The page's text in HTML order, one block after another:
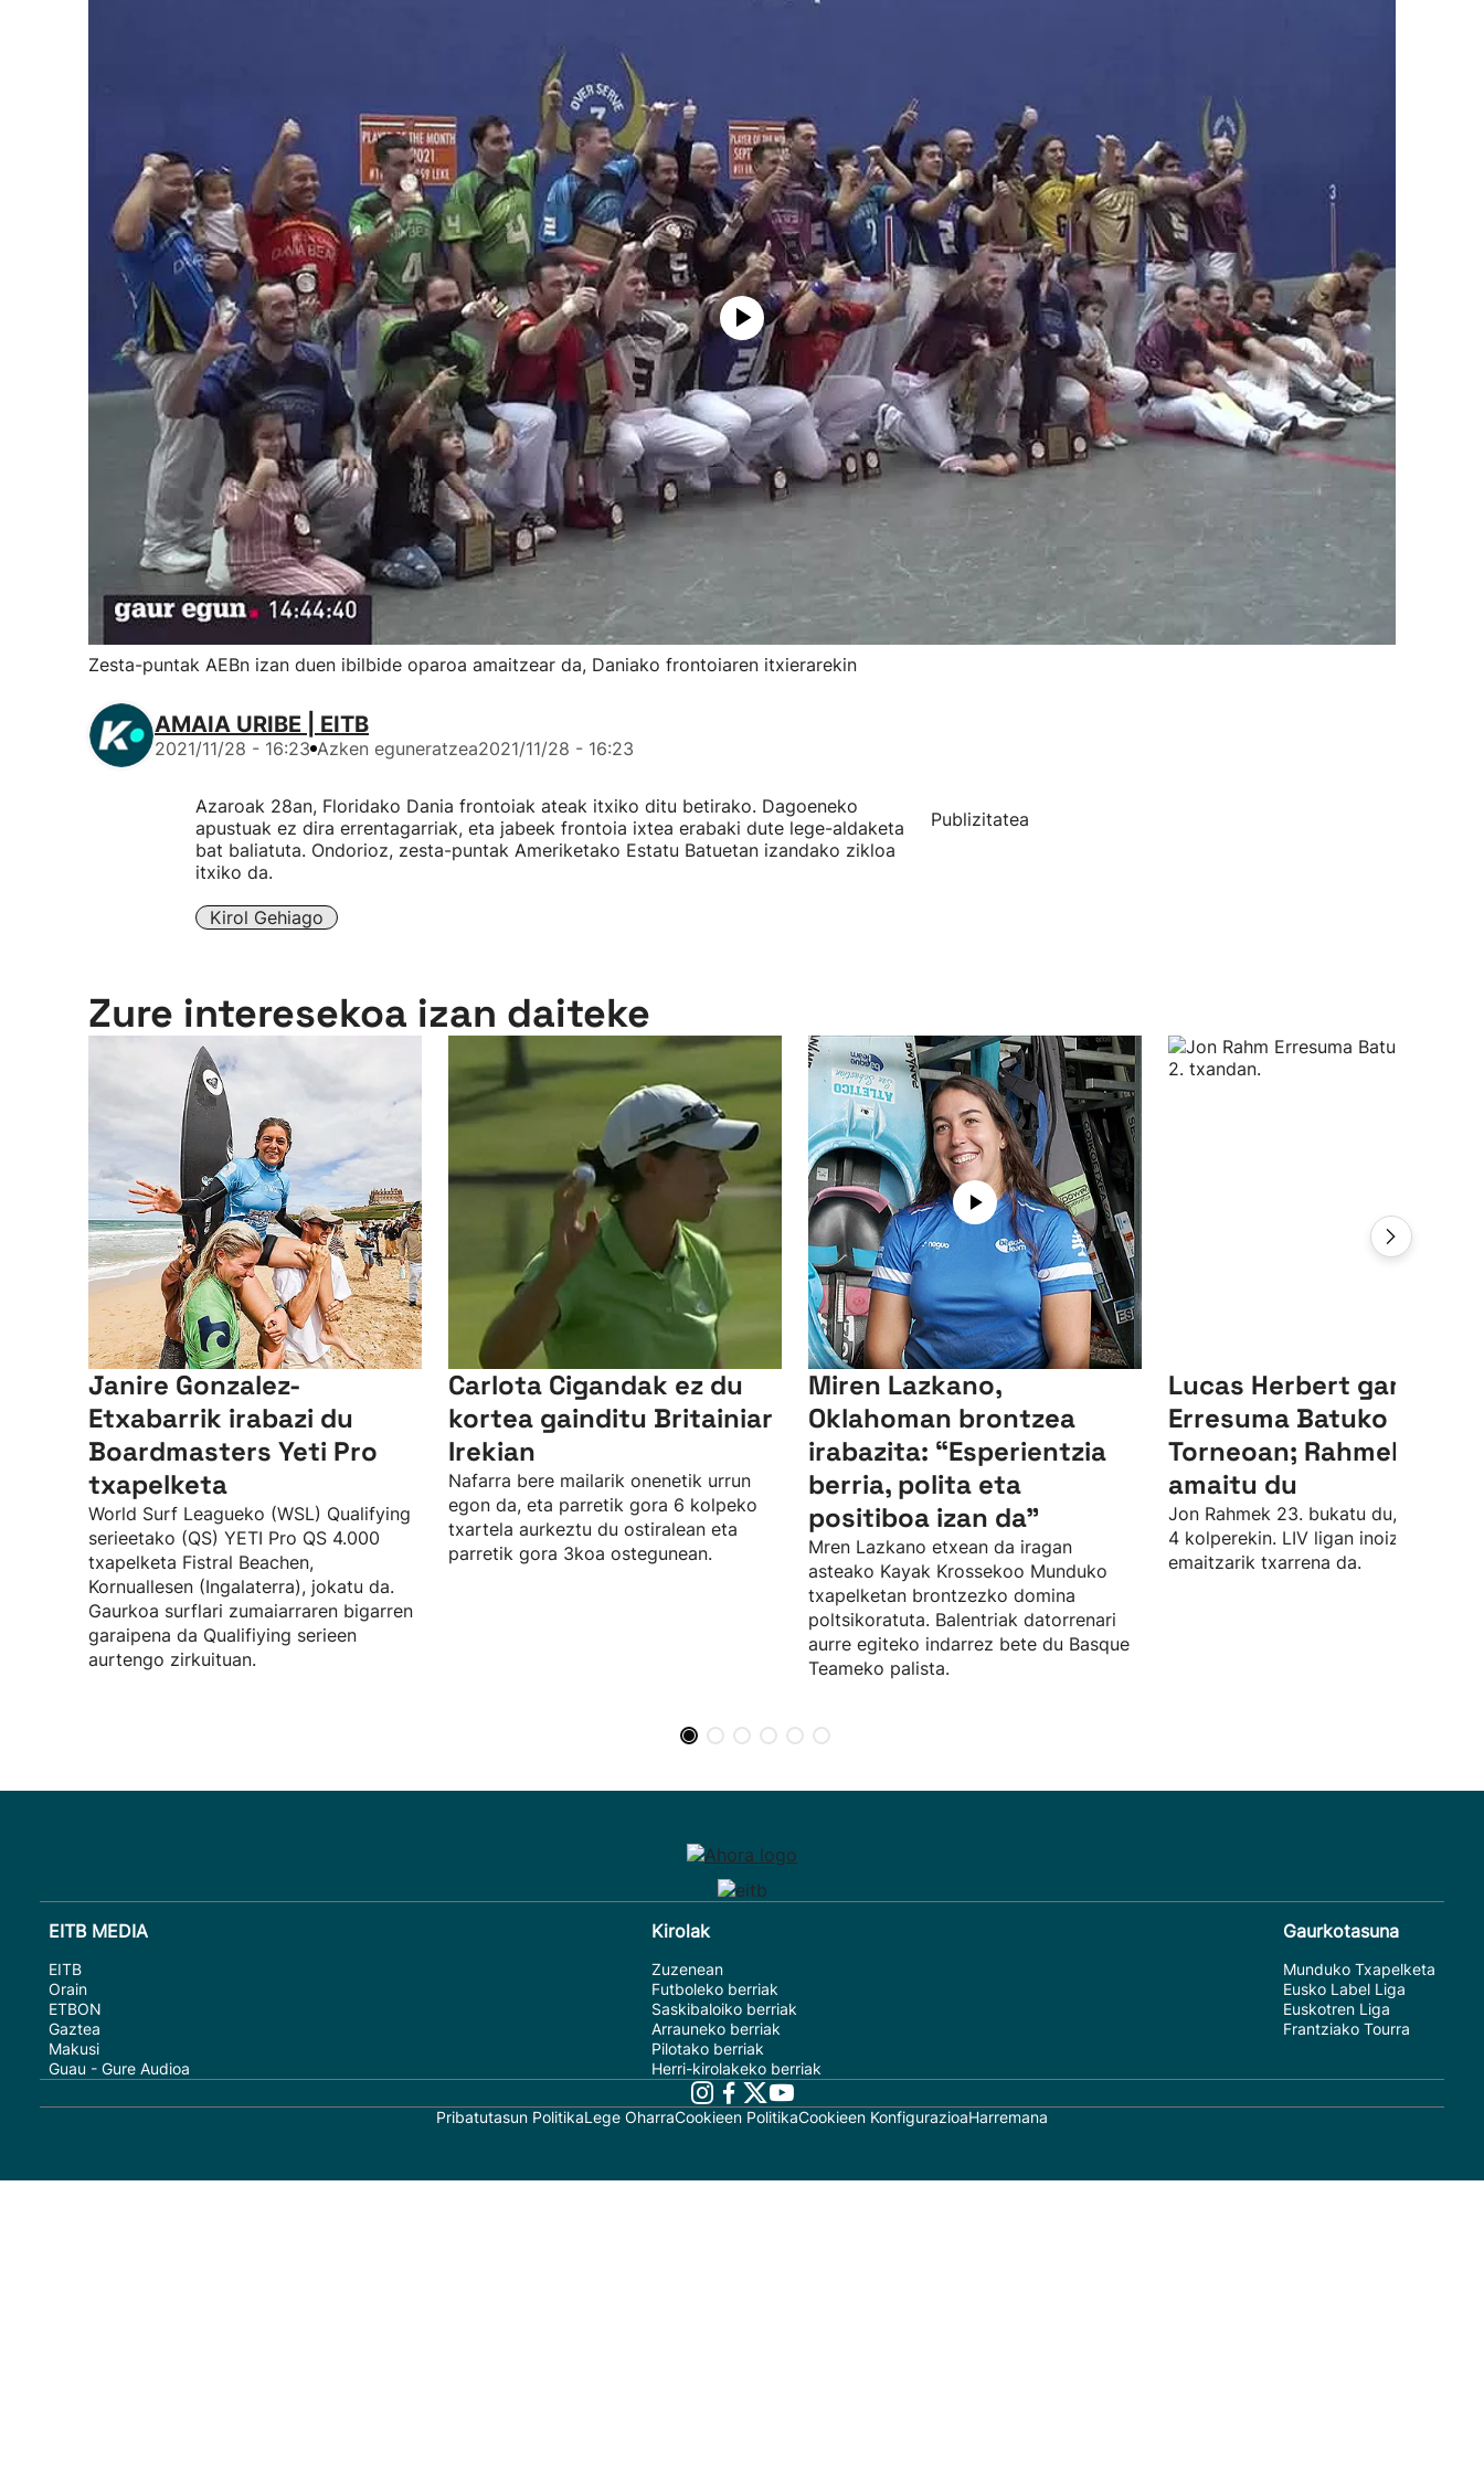
Zesta-puntak AEBn izan duen ibilbide oparoa amaitzear da, Daniako frontoiaren itxierarekin
AMAIA URIBE | EITB
2021/11/28 - 16:23 Azken eguneratzea2021/11/28 - 16:23
Azaroak 28an, Floridako Dania frontoiak ateak itxiko ditu betirako. Dagoeneko
apustuak ez dira errentagarriak, eta jabeek frontoia ixtea erabaki dute lege-aldaketa
bat baliatuta. Ondorioz, zesta-puntak Ameriketako Estatu Batuetan izandako zikloa
itxiko da.
Kirol Gehiago
Publizitatea
Zure interesekoa izan daiteke
Janire Gonzalez-
Etxabarrik irabazi du
Boardmasters Yeti Pro
txapelketa
World Surf Leagueko (WSL) Qualifying
serieetako (QS) YETI Pro QS 4.000
txapelketa Fistral Beachen,
Kornuallesen (Ingalaterra), jokatu da.
Gaurkoa surflari zumaiarraren bigarren
garaipena da Qualifiying serieen
aurtengo zirkuituan.
Carlota Cigandak ez du
kortea gainditu Britainiar
Irekian
Nafarra bere mailarik onenetik urrun
egon da, eta parretik gora 6 kolpeko
txartela aurkeztu du ostiralean eta
parretik gora 3koa ostegunean.
Miren Lazkano,
Oklahoman brontzea
irabazita: “Esperientzia
berria, polita eta
positiboa izan da"
Mren Lazkano etxean da iragan
asteako Kayak Krossekoo Munduko
txapelketan brontzezko domina
poltsikoratuta. Balentriak datorrenari
aurre egiteko indarrez bete du Basque
Teameko palista.
Lucas Herbert garaile,
Erresuma Batuko LIV
Torneoan; Rahmek 23.
amaitu du
Jon Rahmek 23. bukatu du, par
4 kolperekin. LIV ligan inoiz izan duen
emaitzarik txarrena da.
EITB MEDIA
EITB
Orain
ETBON
Gaztea
Makusi
Guau - Gure Audioa
Kirolak
Zuzenean
Futboleko berriak
Saskibaloiko berriak
Arrauneko berriak
Pilotako berriak
Herri-kirolakeko berriak
Gaurkotasuna
Munduko Txapelketa
Eusko Label Liga
Euskotren Liga
Frantziako Tourra
Pribatutasun PolitikaLege OharraCookieen PolitikaCookieen KonfigurazioaHarremana